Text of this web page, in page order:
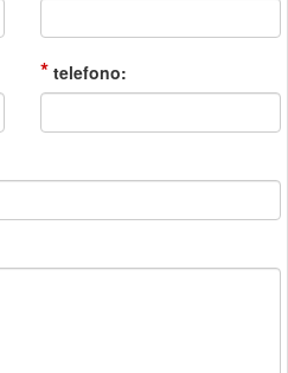
* telefono: